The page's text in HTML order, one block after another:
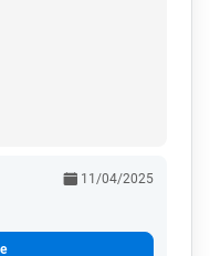
11/04/2025